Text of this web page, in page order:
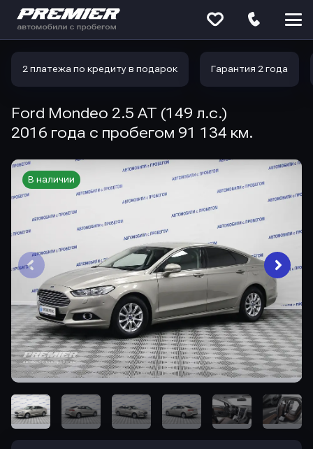
2 платежа по кредиту в подарок Гарантия 2 года
Ford Mondeo 2.5 AT (149 л.с.)
2016 года с пробегом 91 134 км.
В наличии